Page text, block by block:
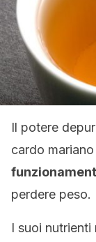
Il potere
cardo
perdere peso.
I suoi